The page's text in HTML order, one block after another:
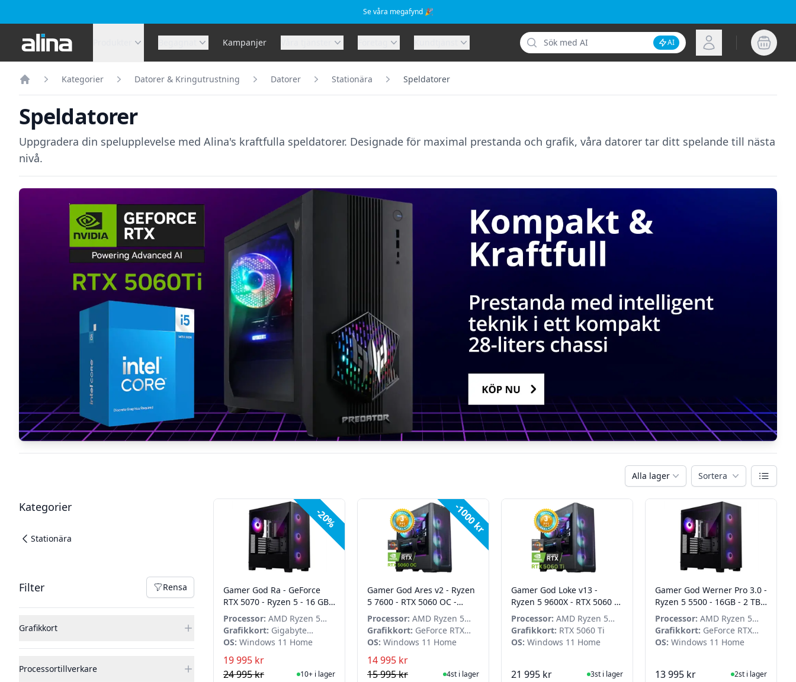
Se våra megafynd 🎉
Alina.se Kampanjer
Sök
Inaktivera AI-sökning
AI Logga in
Hem
Kategorier Datorer & Kringutrustning Datorer Stationära Speldatorer
Speldatorer
Uppgradera din spelupplevelse med Alina's kraftfulla speldatorer. Designade för maximal prestanda och grafik, våra datorer tar ditt spelande till nästa
nivå.
Alla lager Sortera Växla vy
Filter
Kategorier
Stationära
Filter
Filter Rensa filter
Rensa
Grafikkort
Processortillverkare
Produkter
-20%
Gamer God Ra - GeForce
RTX 5070 - Ryzen 5 - 16 GB
DDR5 - 1 TB SSD - Win 11
Home
Processor: AMD Ryzen 5
7600
Grafikkort: Gigabyte
GeForce RTX 5070
WINDFORCE OC
OS: Windows 11 Home
19 995 kr
24 995 kr
I Lager10+ i lager
-1000 kr
Gamer God Ares v2 - Ryzen
5 7600 - RTX 5060 OC -
16GB - 1TB SSD - Win 11
Home
Processor: AMD Ryzen 5
7600
Grafikkort: GeForce RTX
5060
OS: Windows 11 Home
14 995 kr
15 995 kr
I Lager4st i lager
Gamer God Loke v13 -
Ryzen 5 9600X - RTX 5060 Ti
- 32GB - 2TB SSD - Win 11
Home
Processor: AMD Ryzen 5
9600X
Grafikkort: RTX 5060 Ti
OS: Windows 11 Home
21 995 kr I Lager3st i lager
Gamer God Werner Pro 3.0 -
Ryzen 5 5500 - 16GB - 2 TB
SSD - RTX 5050 OC - Win 11
Home
Processor: AMD Ryzen 5
5500
Grafikkort: GeForce RTX
5050
OS: Windows 11 Home
13 995 kr I Lager2st i lager